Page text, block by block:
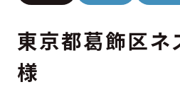
東京都葛飾区ネ
様